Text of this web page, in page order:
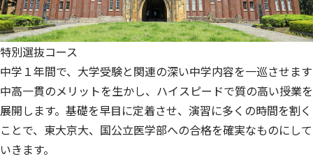
特別選抜コース
中学１年間で、大学受験と関連の深い中学内容を一巡させます
中高一貫のメリットを生かし、ハイスピードで質の高い授業を
展開します。基礎を早目に定着させ、演習に多くの時間を割く
ことで、東大京大、国公立医学部への合格を確実なものにして
いきます。